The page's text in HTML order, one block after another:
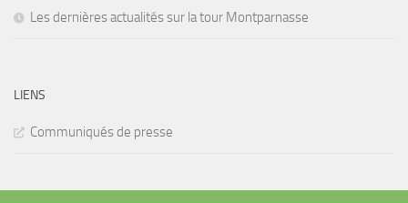
Les dernières actualités sur la tour Montparnasse
LIENS
Communiqués de presse